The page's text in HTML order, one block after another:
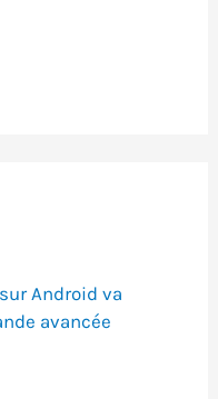
Android va
avancée